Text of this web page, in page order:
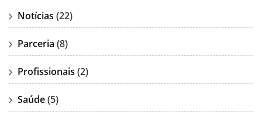
Notícias (22)
Parceria (8)
Profissionais (2)
Saúde(5)